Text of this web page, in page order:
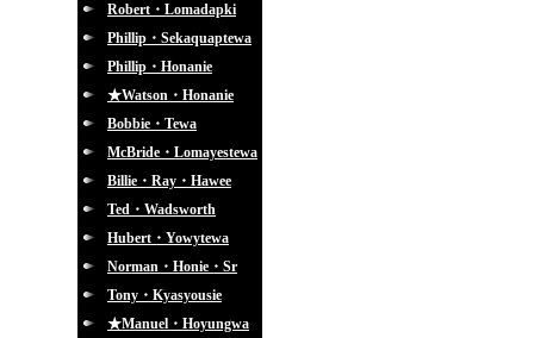
Robert・Lomadapki
Phillip・Sekaquaptewa
Phillip・Honanie
★Watson・Honanie
Bobbie・Tewa
McBride・Lomayestewa
Billie・Ray・Hawee
Ted・Wadsworth
Hubert・Yowytewa
Norman・Honie・Sr
Tony・Kyasyousie
★Manuel・Hoyungwa